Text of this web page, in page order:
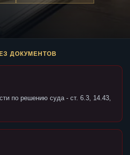
ДОКУМЕНТОВ
по решению суда - ст. 6.3, 14.43,